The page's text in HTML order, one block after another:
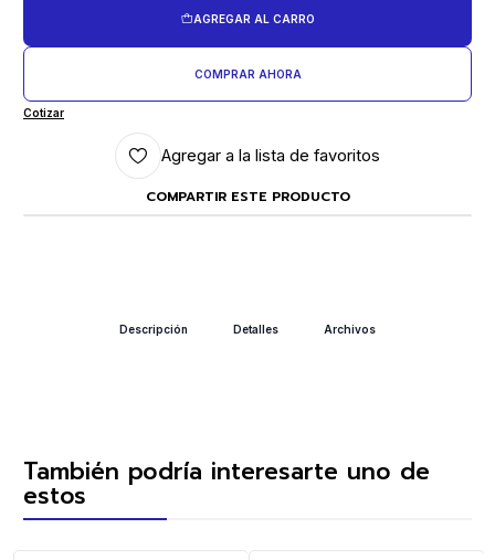
AGREGAR AL CARRO
COMPRAR AHORA
Cotizar
Agregar a la lista de favoritos
COMPARTIR ESTE PRODUCTO
Descripción Detalles Archivos
También podría interesarte uno de
estos